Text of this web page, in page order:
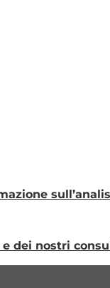
dei nostri